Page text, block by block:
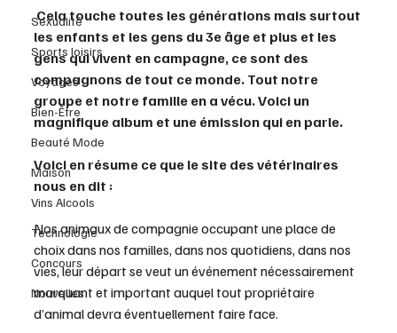
Sexualité
Sports loisirs
Voyages
Bien-Être
Beauté Mode
Maison
Vins Alcools
Technologie
Concours
Nouvelles
Cela touche toutes les générations mais surtout
les enfants et les gens du 3e âge et plus et les
gens qui vivent en campagne, ce sont des
compagnons de tout ce monde. Tout notre
groupe et notre famille en a vécu. Voici un
magnifique album et une émission qui en parle.
Voici en résume ce que le site des vétérinaires
nous en dit :
Nos animaux de compagnie occupant une place de
choix dans nos familles, dans nos quotidiens, dans nos
vies, leur départ se veut un événement nécessairement
marquant et important auquel tout propriétaire
d’animal devra éventuellement faire face.